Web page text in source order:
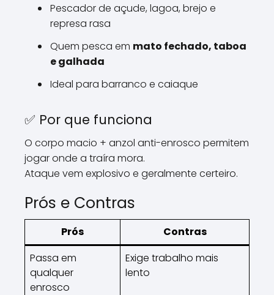
Pescador de açude, lagoa, brejo e
represa rasa
Quem pesca em mato fechado, taboa
e galhada
Ideal para barranco e caiaque
✅ Por que funciona
O corpo macio + anzol anti-enrosco permitem
jogar onde a traíra mora.
Ataque vem explosivo e geralmente certeiro.
Prós e Contras
Prós
Contras
Passa em
qualquer
enrosco
Exige trabalho mais
lento